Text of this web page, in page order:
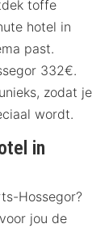
toffe
hotel in
past.
332€.
zodat je
wordt.
in
Hossegor?
jou de